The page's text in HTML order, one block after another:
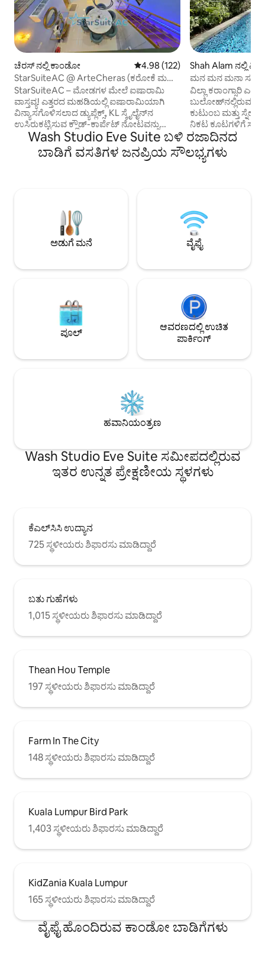
ಚೆರಸ್ ನಲ್ಲಿ ಕಾಂಡೋ 5 ರಲ್ಲಿ 4.98 ಸರಾಸರಿ ರೇಟಿಂಗ್, 122
4.98 (122)
StarSuiteAC @ ArteCheras (ಕರೋಕೆ ಮತ್ತು
ಬಿಲಿಯರ್ಡ್‌ನೊಂದಿಗೆ)
StarSuiteAC – ಮೋಡಗಳ ಮೇಲೆ ಐಷಾರಾಮಿ
ವಾಸ್ತವ್ಯ! ಎತ್ತರದ ಮಹಡಿಯಲ್ಲಿ ಐಷಾರಾಮಿಯಾಗಿ
ವಿನ್ಯಾಸಗೊಳಿಸಲಾದ ಡ್ಯುಪ್ಲೆಕ್ಸ್, KL ಸ್ಕೈಲೈನ್‌ನ
ಉಸಿರುಕಟ್ಟಿಸುವ ಕ್ಲೌಡ್-ಕಾರ್ಪೆಟ್ ನೋಟವನ್ನು
ನೀಡುತ್ತದೆ. ಗ್ಯಾಲಕ್ಸಿ ತರಹದ ಸ್ಟಾರ್ರಿ ಸೀಲಿಂಗ್ ಅಡಿಯಲ್ಲಿ
ವಿಶ್ರಾಂತಿ ಪಡೆಯಿರಿ ಮತ್ತು ಬೇರೆಲ್ಲೂ ಇಲ್ಲದ ರೀತಿಯ
ವಾಸ್ತವ್ಯವನ್ನು ಅನುಭವಿಸಿ! ನಿಜವಾದ ಚಲನಚಿತ್ರ
ಮೈಕ್ರೊವೇವ್, ರೈಸ್ ಕುಕ್ಕರ್, ಏರ್-ಫ್ರೈಯರ್, ವಾಟರ್
ಫಿಲ್ಟರ್, ವಾಷಿಂಗ್ ಮೆಷಿನ್ (ಡ್ರೈಯರ್‌ನೊಂದಿಗೆ),
ಮಸಾಜ್ ಕುರ್ಚಿ ಇತ್ಯಾದಿ.
Shah Alam ನಲ್ಲಿ
ಮನ ಮನ ಮನಾ
ವಿಲ್ಲಾ ಕರಾಂಗ್ಸಾರಿ
ಬುಲೋಹ್‌ನಲ್ಲಿರುವ
ಕುಟುಂಬ ಮತ್ತು
ನಿಕಟ ಕೂಟಗಳಿಗೆ
ಸೌಂದರ್ಯವನ್ನು
ವಿನ್ಯಾಸಗೊಳಿಸಲಾದ
ಸಭಾಂಗಣವನ್ನು
ತಪ್ಪಿಸಿಕೊಳ್ಳುವಿಕೆಯನ್ನು
ಏಕಕಾಲದಲ್ಲಿ 30
ಮಾಡಬಹುದಾದರೂ,
ಆರಾಮದಾಯಕ ವಸತಿ
Wash Studio Eve Suite ಬಳಿ ರಜಾದಿನದ
ಬಾಡಿಗೆ ವಸತಿಗಳ ಜನಪ್ರಿಯ ಸೌಲಭ್ಯಗಳು
ಅಡುಗೆ ಮನೆ ವೈಫೈ
ಪೂಲ್
ಆವರಣದಲ್ಲಿ ಉಚಿತ
ಪಾರ್ಕಿಂಗ್
ಹವಾನಿಯಂತ್ರಣ
Wash Studio Eve Suite ಸಮೀಪದಲ್ಲಿರುವ
ಇತರ ಉನ್ನತ ಪ್ರೇಕ್ಷಣೀಯ ಸ್ಥಳಗಳು
ಕೆಎಲ್‌ಸಿಸಿ ಉದ್ಯಾನ
725 ಸ್ಥಳೀಯರು ಶಿಫಾರಸು ಮಾಡಿದ್ದಾರೆ
ಬತು ಗುಹೆಗಳು
1,015 ಸ್ಥಳೀಯರು ಶಿಫಾರಸು ಮಾಡಿದ್ದಾರೆ
Thean Hou Temple
197 ಸ್ಥಳೀಯರು ಶಿಫಾರಸು ಮಾಡಿದ್ದಾರೆ
Farm In The City
148 ಸ್ಥಳೀಯರು ಶಿಫಾರಸು ಮಾಡಿದ್ದಾರೆ
Kuala Lumpur Bird Park
1,403 ಸ್ಥಳೀಯರು ಶಿಫಾರಸು ಮಾಡಿದ್ದಾರೆ
KidZania Kuala Lumpur
165 ಸ್ಥಳೀಯರು ಶಿಫಾರಸು ಮಾಡಿದ್ದಾರೆ
ವೈಫೈ ಹೊಂದಿರುವ ಕಾಂಡೋ ಬಾಡಿಗೆಗಳು